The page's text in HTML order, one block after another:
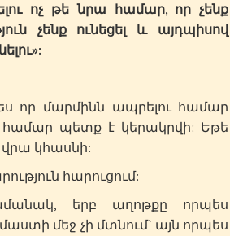
ոչ թե նրա համար, որ չենք
չենք ունեցել և այդպիսով
որ մարմինն ապրելու համար
համար պետք է կերակրվի: Եթե
վրա կհասնի:
հարուցում:
երբ աղոթքը որպես
մեջ չի մտնում` այն որպես